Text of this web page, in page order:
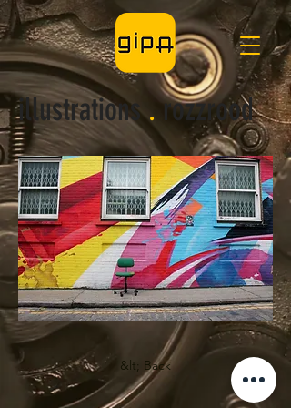
illustrations.rozzrood
&lt; Back